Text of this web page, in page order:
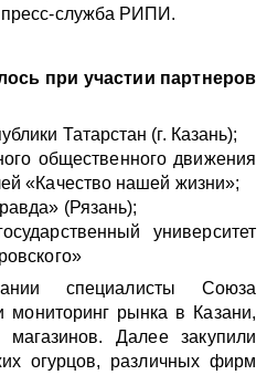
пресс-служба РИПИ.
при участии партнеров
Татарстан (г. Казань);
общественного движения
«Качество нашей жизни»;
(Рязань);
университет
специалисты Союза
мониторинг рынка в Казани,
магазинов. Далее закупили
огурцов, различных фирм